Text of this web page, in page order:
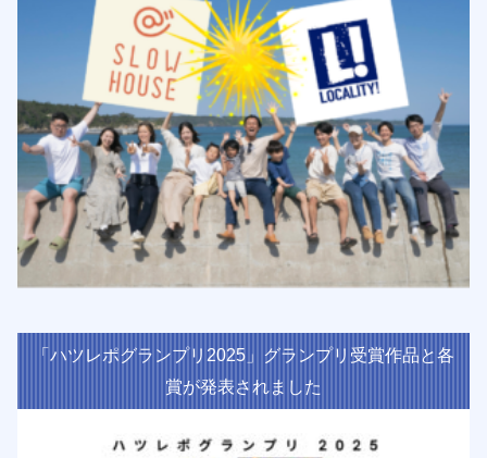
「ハツレポグランプリ2025」グランプリ受賞作品と各
賞が発表されました